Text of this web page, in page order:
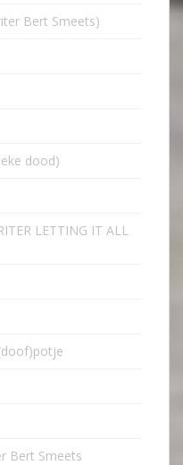
Bert Smeets)
dood)
LETTING IT ALL
Bert Smeets